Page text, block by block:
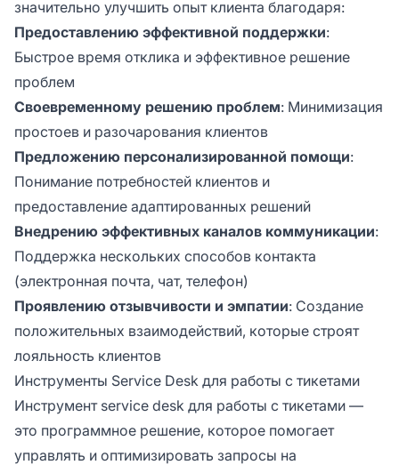
значительно улучшить опыт клиента благодаря:
Предоставлению эффективной поддержки:
Быстрое время отклика и эффективное решение
проблем
Своевременному решению проблем: Минимизация
простоев и разочарования клиентов
Предложению персонализированной помощи:
Понимание потребностей клиентов и
предоставление адаптированных решений
Внедрению эффективных каналов коммуникации:
Поддержка нескольких способов контакта
(электронная почта, чат, телефон)
Проявлению отзывчивости и эмпатии: Создание
положительных взаимодействий, которые строят
лояльность клиентов
Инструменты Service Desk для работы с тикетами
Инструмент service desk для работы с тикетами —
это программное решение, которое помогает
управлять и оптимизировать запросы на